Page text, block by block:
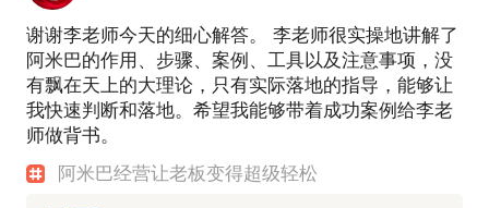
谢谢李老师今天的细心解答。 李老师很实操地讲解了
阿米巴的作用、步骤、案例、工具以及注意事项，没
有飘在天上的大理论，只有实际落地的指导，能够让
我快速判断和落地。希望我能够带着成功案例给李老
师做背书。
阿米巴经营让老板变得超级轻松